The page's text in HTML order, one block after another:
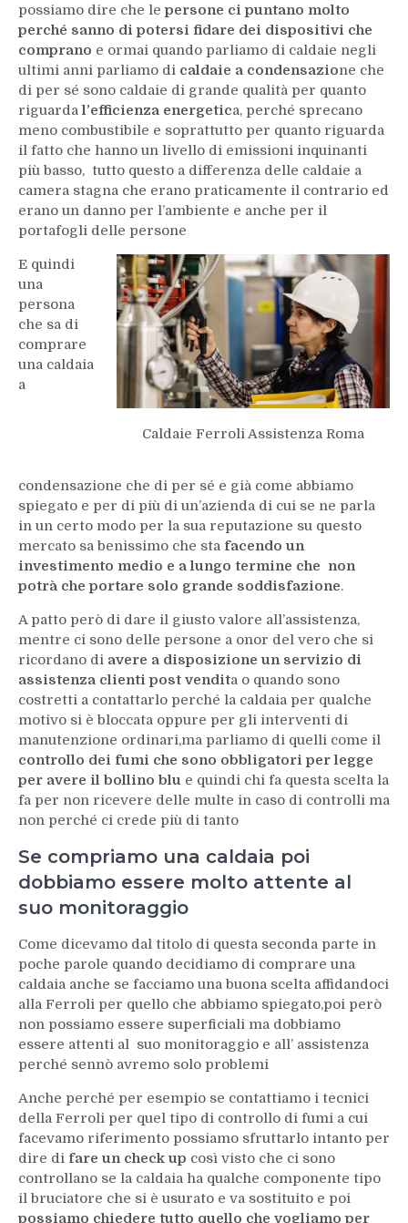
possiamo dire che le persone ci puntano molto
perché sanno di potersi fidare dei dispositivi che
comprano e ormai quando parliamo di caldaie negli
ultimi anni parliamo di caldaie a condensazione che
di per sé sono caldaie di grande qualità per quanto
riguarda l’efficienza energetica, perché sprecano
meno combustibile e soprattutto per quanto riguarda
il fatto che hanno un livello di emissioni inquinanti
più basso, tutto questo a differenza delle caldaie a
camera stagna che erano praticamente il contrario ed
erano un danno per l’ambiente e anche per il
portafogli delle persone
Caldaie Ferroli Assistenza Roma
E quindi
una
persona
che sa di
comprare
una caldaia
a
condensazione che di per sé e già come abbiamo
spiegato e per di più di un’azienda di cui se ne parla
in un certo modo per la sua reputazione su questo
mercato sa benissimo che sta facendo un
investimento medio e a lungo termine che non
potrà che portare solo grande soddisfazione.
A patto però di dare il giusto valore all’assistenza,
mentre ci sono delle persone a onor del vero che si
ricordano di avere a disposizione un servizio di
assistenza clienti post vendita o quando sono
costretti a contattarlo perché la caldaia per qualche
motivo si è bloccata oppure per gli interventi di
manutenzione ordinari,ma parliamo di quelli come il
controllo dei fumi che sono obbligatori per legge
per avere il bollino blu e quindi chi fa questa scelta la
fa per non ricevere delle multe in caso di controlli ma
non perché ci crede più di tanto
Se compriamo una caldaia poi
dobbiamo essere molto attente al
suo monitoraggio
Come dicevamo dal titolo di questa seconda parte in
poche parole quando decidiamo di comprare una
caldaia anche se facciamo una buona scelta affidandoci
alla Ferroli per quello che abbiamo spiegato,poi però
non possiamo essere superficiali ma dobbiamo
essere attenti al suo monitoraggio e all’ assistenza
perché sennò avremo solo problemi
Anche perché per esempio se contattiamo i tecnici
della Ferroli per quel tipo di controllo di fumi a cui
facevamo riferimento possiamo sfruttarlo intanto per
dire di fare un check up così visto che ci sono
controllano se la caldaia ha qualche componente tipo
il bruciatore che si è usurato e va sostituito e poi
possiamo chiedere tutto quello che vogliamo per